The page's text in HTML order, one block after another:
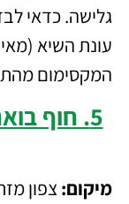
גלישה. כדאי
עונת השיא
המקסימום
מיקום: צפון